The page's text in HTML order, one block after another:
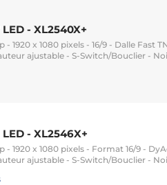
- XL2540X+
- 1920 x 1080 pixels - 16/9 - Dalle Fast
ajustable - S-Switch/Bouclier -
- XL2546X+
- 1920 x 1080 pixels - Format 16/9 -
ajustable - S-Switch/Bouclier -